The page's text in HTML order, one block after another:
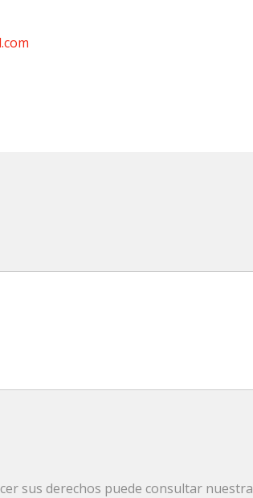
sus derechos puede consultar nuestra